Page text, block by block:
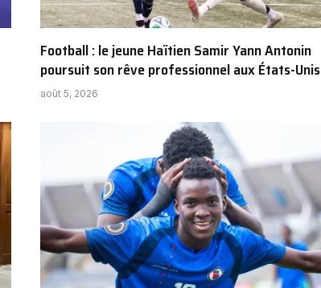
Football : le jeune Haïtien Samir Yann Antonin
poursuit son rêve professionnel aux États-Unis
août 5, 2026